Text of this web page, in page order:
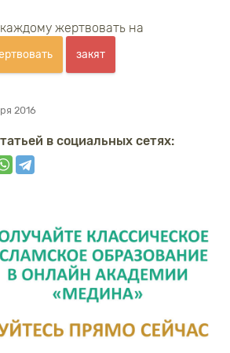
жертвовать на
закят
2016
в социальных сетях: